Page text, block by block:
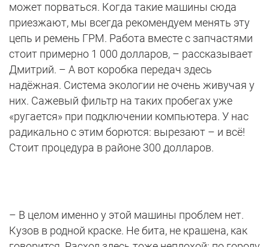
может порваться. Когда такие машины сюда
приезжают, мы всегда рекомендуем менять эту
цепь и ремень ГРМ. Работа вместе с запчастями
стоит примерно 1 000 долларов, – рассказывает
Дмитрий. – А вот коробка передач здесь
надёжная. Cистема экологии не очень живучая у
них. Сажевый фильтр на таких пробегах уже
«ругается» при подключении компьютера. У нас
радикально с этим борются: вырезают – и всё!
Стоит процедура в районе 300 долларов.
– В целом именно у этой машины проблем нет.
Кузов в родной краске. Не бита, не крашена, как